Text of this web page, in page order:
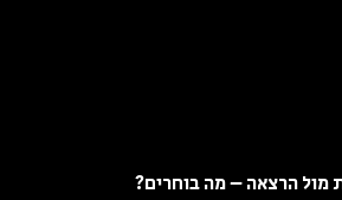
מול הרצאה – מה בוחרים?